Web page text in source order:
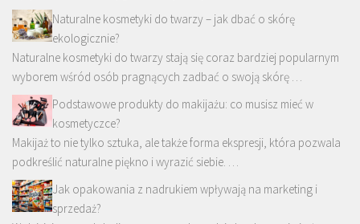
Naturalne kosmetyki do twarzy – jak dbać o skórę
ekologicznie?
Naturalne kosmetyki do twarzy stają się coraz bardziej popularnym
wyborem wśród osób pragnących zadbać o swoją skórę …
Podstawowe produkty do makijażu: co musisz mieć w
kosmetyczce?
Makijaż to nie tylko sztuka, ale także forma ekspresji, która pozwala
podkreślić naturalne piękno i wyrazić siebie. …
Jak opakowania z nadrukiem wpływają na marketing i
sprzedaż?